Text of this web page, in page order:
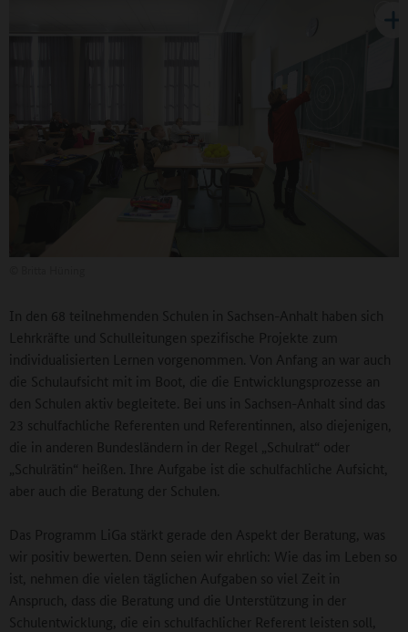
In den 68 teilnehmenden Schulen in Sachsen-Anhalt haben sich
Lehrkräfte und Schulleitungen spezifische Projekte zum
individualisierten Lernen vorgenommen. Von Anfang an war auch
die Schulaufsicht mit im Boot, die die Entwicklungsprozesse an
den Schulen aktiv begleitete. Bei uns in Sachsen-Anhalt sind das
23 schulfachliche Referenten und Referentinnen, also diejenigen,
die in anderen Bundesländern in der Regel „Schulrat“ oder
„Schulrätin“ heißen. Ihre Aufgabe ist die schulfachliche Aufsicht,
aber auch die Beratung der Schulen.
Das Programm LiGa stärkt gerade den Aspekt der Beratung, was
wir positiv bewerten. Denn seien wir ehrlich: Wie das im Leben so
ist, nehmen die vielen täglichen Aufgaben so viel Zeit in
Anspruch, dass die Beratung und die Unterstützung in der
Schulentwicklung, die ein schulfachlicher Referent leisten soll,